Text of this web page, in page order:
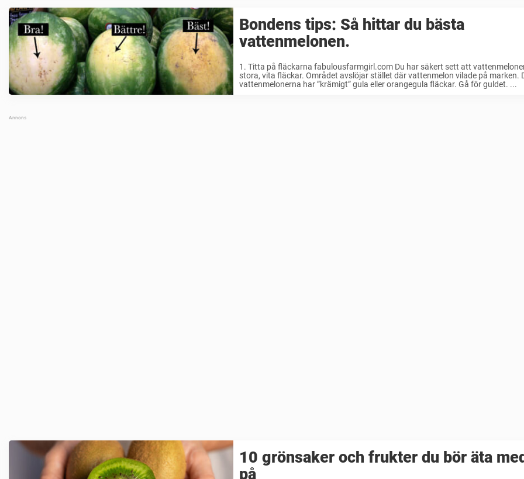
Bondens tips: Så hittar du bästa
vattenmelonen.
1. Titta på fläckarna fabulousfarmgirl.com Du har säkert sett att
stora, vita fläckar. Området avslöjar stället där vattenmelon vilade på marken.
vattenmelonerna har ”krämigt” gula eller orangegula fläckar. Gå för guldet. ...
10 grönsaker och frukter du bör äta
på